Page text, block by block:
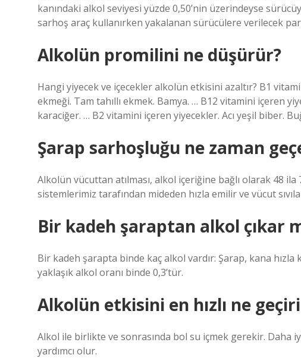
kanındaki alkol seviyesi yüzde 0,50’nin üzerindeyse
sarhoş araç kullanırken yakalanan sürücülere verilecek
Alkolün promilini ne düşürür?
Hangi yiyecek ve içecekler alkolün etkisini azaltır? B1
ekmeği. Tam tahıllı ekmek. Bamya. … B12 vitamini içeren
karaciğer. … B2 vitamini içeren yiyecekler. Acı yeşil biber.
Şarap sarhoşluğu ne zaman
Alkolün vücuttan atılması, alkol içeriğine bağlı olarak 48
sistemlerimiz tarafından mideden hızla emilir ve vücut
Bir kadeh şaraptan alkol çıkar
Bir kadeh şarapta binde kaç alkol vardır: Şarap, kana
yaklaşık alkol oranı binde 0,3’tür.
Alkolün etkisini en hızlı ne
Alkol ile birlikte ve sonrasında bol su içmek gerekir. Daha
yardımcı olur.